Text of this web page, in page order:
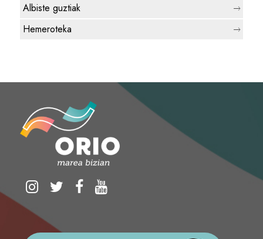
Albiste guztiak
Hemeroteka